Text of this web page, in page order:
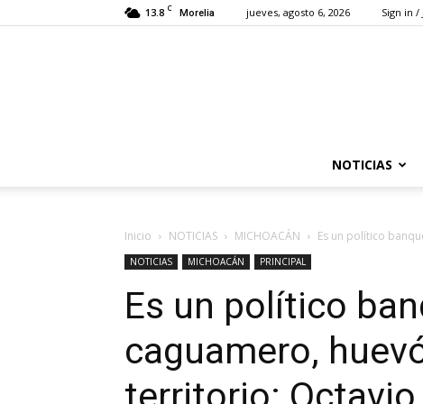
13.8 C Morelia jueves, agosto 6, 2026 Sign in /
NOTICIAS
Inicio NOTICIAS MICHOACÁN Es un político
NOTICIAS MICHOACÁN PRINCIPAL
Es un político
caguamero,